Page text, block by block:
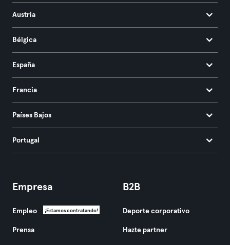
Austria
Bélgica
España
Francia
Países Bajos
Portugal
Empresa
Empleo ¡Estamos contratando!
Prensa
B2B
Deporte corporativo
Hazte partner